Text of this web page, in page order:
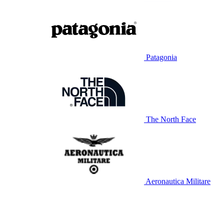
Patagonia
The North Face
Aeronautica Militare